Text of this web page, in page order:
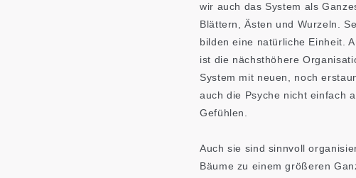
wir auch das System als
Blättern, Ästen und Wurzeln.
bilden eine natürliche Einheit.
ist die nächsthöhere
System mit neuen, noch
auch die Psyche nicht einfach
Gefühlen.
Auch sie sind sinnvoll
Bäume zu einem größeren